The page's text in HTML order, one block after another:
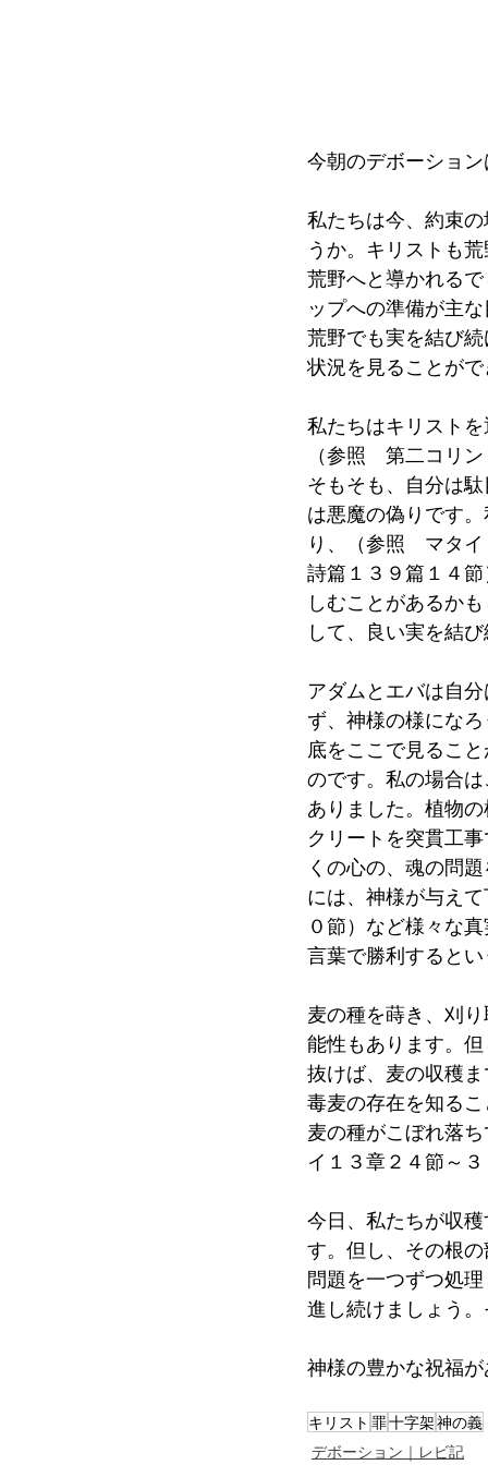
今朝のデボーショ
私たちは今、約束
うか。キリストも
荒野へと導かれる
ップへの準備が主
荒野でも実を結び
状況を見ることが
私たちはキリスト
（参照　第二コリ
そもそも、自分は
は悪魔の偽りです
り、（参照　マタ
詩篇１３９篇１４
しむことがあるか
して、良い実を結
アダムとエバは自
ず、神様の様にな
底をここで見るこ
のです。私の場合
ありました。植物
クリートを突貫工
くの心の、魂の問
には、神様が与え
０節）など様々な
言葉で勝利すると
麦の種を蒔き、刈
能性もあります。
抜けば、麦の収穫
毒麦の存在を知る
麦の種がこぼれ落
イ１３章２４節～
今日、私たちが収
す。但し、その根
問題を一つずつ処
進し続けましょう
神様の豊かな祝福
キリスト 罪十字架神の義
デボーション｜レビ記